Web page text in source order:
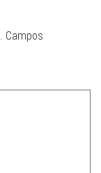
Campos